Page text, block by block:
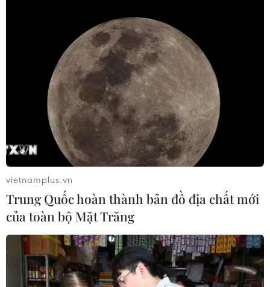
vietnamplus.vn
Trung Quốc hoàn thành bản đồ địa chất mới
của toàn bộ Mặt Trăng